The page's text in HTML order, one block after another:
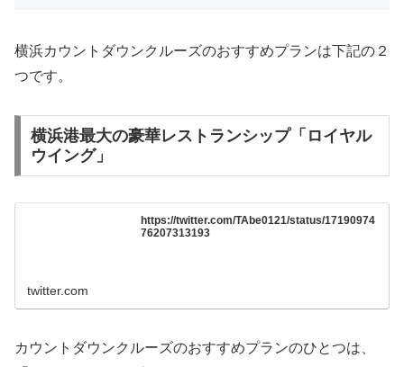
横浜カウントダウンクルーズのおすすめプランは下記の２
つです。
横浜港最大の豪華レストランシップ「ロイヤル
ウイング」
https://twitter.com/TAbe0121/status/17190974
76207313193
twitter.com
カウントダウンクルーズのおすすめプランのひとつは、